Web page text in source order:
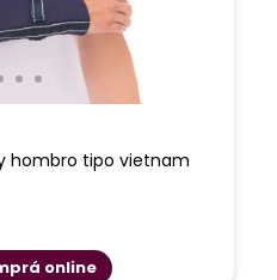
hombro tipo vietnam
online